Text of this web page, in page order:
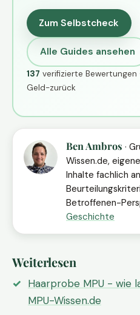
Zum Selbstcheck
Alle Guides ansehen
137 verifizierte Bewertungen ·
Geld-zurück
Ben Ambros ·
Wissen.de,
Inhalte fachlich
Betroffenen-
Geschichte
Weiterlesen
Haarprobe MPU - wie
MPU-Wissen.de